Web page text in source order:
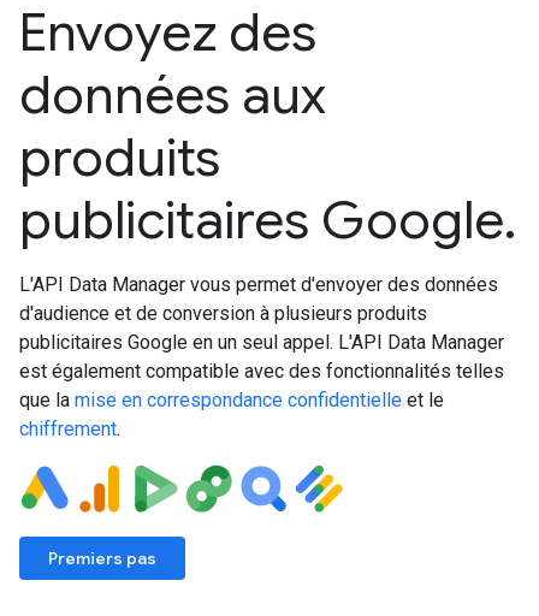
Envoyez des
données aux
produits
publicitaires Google.
L'API Data Manager vous permet d'envoyer des données
d'audience et de conversion à plusieurs produits
publicitaires Google en un seul appel. L'API Data Manager
est également compatible avec des fonctionnalités telles
que la mise en correspondance confidentielle et le
chiffrement.
Premiers pas